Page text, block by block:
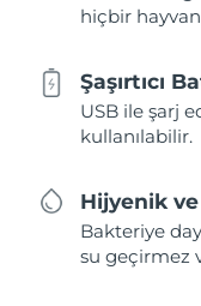
hiçbir
Şaşırtıcı
USB ile şarj
kullanılabilir.
Hijyenik
Bakteriye
su geçirmez